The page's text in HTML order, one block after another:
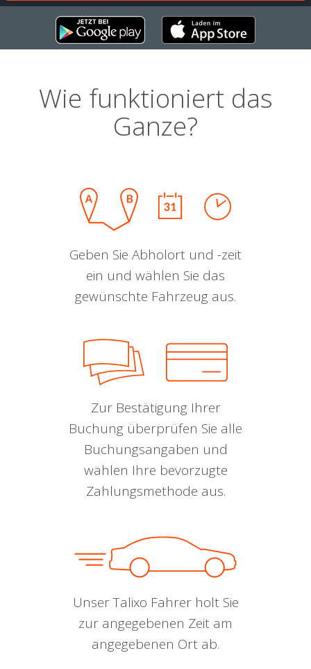
Wie funktioniert das
Ganze?
Geben Sie Abholort und -zeit
ein und wählen Sie das
gewünschte Fahrzeug aus.
Zur Bestätigung Ihrer
Buchung überprüfen Sie alle
Buchungsangaben und
wählen Ihre bevorzugte
Zahlungsmethode aus.
Unser Talixo Fahrer holt Sie
zur angegebenen Zeit am
angegebenen Ort ab.